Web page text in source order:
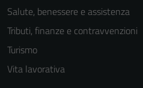
Salute, benessere e assistenza
Tributi, finanze e contravvenzioni
Turismo
Vita lavorativa